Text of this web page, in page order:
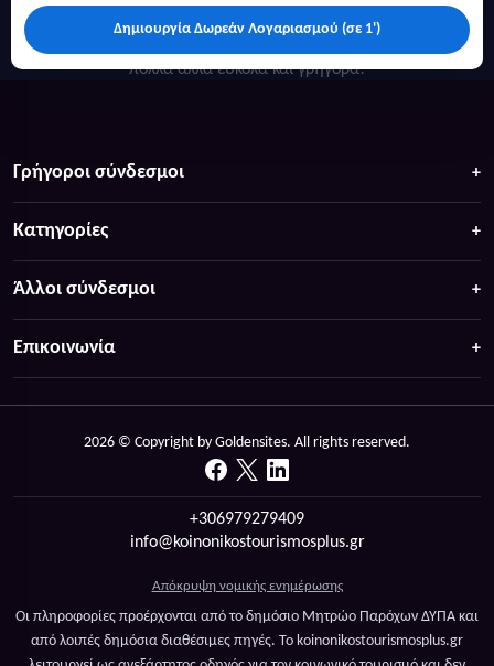
Δημιουργία Δωρεάν Λογαριασμού (σε 1')
πολλά άλλα ευκολα και γρήγορα!
Γρήγοροι σύνδεσμοι
Κατηγορίες
Άλλοι σύνδεσμοι
Επικοινωνία
2026 © Copyright by Goldensites. All rights reserved.
+306979279409
info@koinonikostourismosplus.gr
Απόκρυψη νομικής ενημέρωσης
Οι πληροφορίες προέρχονται από το δημόσιο Μητρώο Παρόχων ΔΥΠΑ και
από λοιπές δημόσια διαθέσιμες πηγές. Το koinonikostourismosplus.gr